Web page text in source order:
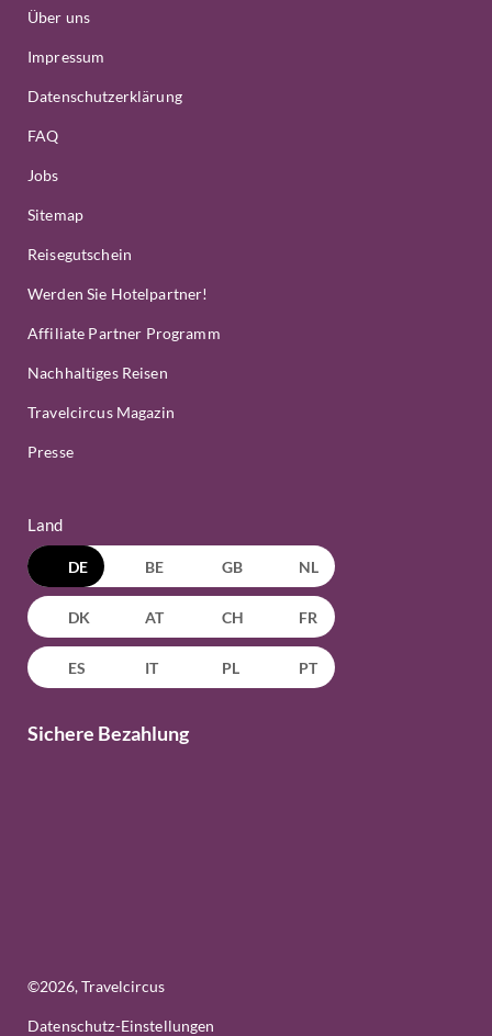
Über uns
Impressum
Datenschutzerklärung
FAQ
Jobs
Sitemap
Reisegutschein
Werden Sie Hotelpartner!
Affiliate Partner Programm
Nachhaltiges Reisen
Travelcircus Magazin
Presse
Land
DE BE GB NL
DK AT CH FR
ES IT PL PT
Sichere Bezahlung
©2026, Travelcircus
Datenschutz-Einstellungen